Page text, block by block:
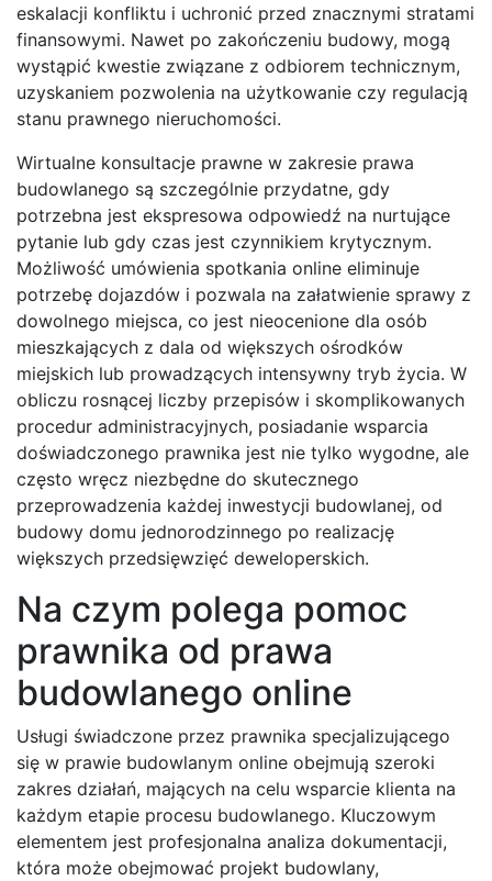
eskalacji konfliktu i uchronić przed znacznymi stratami
finansowymi. Nawet po zakończeniu budowy, mogą
wystąpić kwestie związane z odbiorem technicznym,
uzyskaniem pozwolenia na użytkowanie czy regulacją
stanu prawnego nieruchomości.
Wirtualne konsultacje prawne w zakresie prawa
budowlanego są szczególnie przydatne, gdy
potrzebna jest ekspresowa odpowiedź na nurtujące
pytanie lub gdy czas jest czynnikiem krytycznym.
Możliwość umówienia spotkania online eliminuje
potrzebę dojazdów i pozwala na załatwienie sprawy z
dowolnego miejsca, co jest nieocenione dla osób
mieszkających z dala od większych ośrodków
miejskich lub prowadzących intensywny tryb życia. W
obliczu rosnącej liczby przepisów i skomplikowanych
procedur administracyjnych, posiadanie wsparcia
doświadczonego prawnika jest nie tylko wygodne, ale
często wręcz niezbędne do skutecznego
przeprowadzenia każdej inwestycji budowlanej, od
budowy domu jednorodzinnego po realizację
większych przedsięwzięć deweloperskich.
Na czym polega pomoc
prawnika od prawa
budowlanego online
Usługi świadczone przez prawnika specjalizującego
się w prawie budowlanym online obejmują szeroki
zakres działań, mających na celu wsparcie klienta na
każdym etapie procesu budowlanego. Kluczowym
elementem jest profesjonalna analiza dokumentacji,
która może obejmować projekt budowlany,